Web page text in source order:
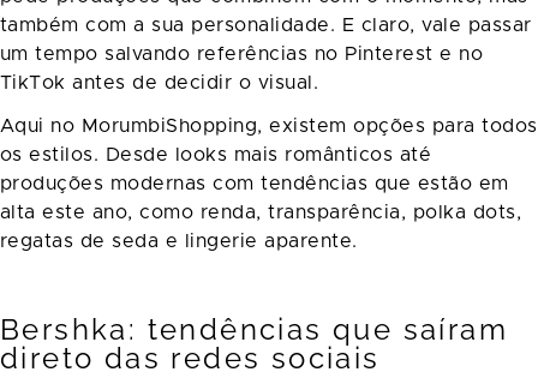
também com a sua personalidade. E claro, vale passar
um tempo salvando referências no Pinterest e no
TikTok antes de decidir o visual.
Aqui no MorumbiShopping, existem opções para todos
os estilos. Desde looks mais românticos até
produções modernas com tendências que estão em
alta este ano, como renda, transparência, polka dots,
regatas de seda e lingerie aparente.
Bershka: tendências que saíram
direto das redes sociais